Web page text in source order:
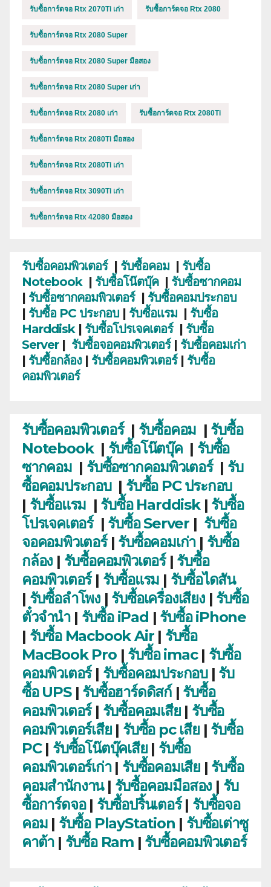
รับซื้อการ์ดจอ Rtx 2070Ti เก่า รับซื้อการ์ดจอ Rtx 2080
รับซื้อการ์ดจอ Rtx 2080 Super
รับซื้อการ์ดจอ Rtx 2080 Super มือสอง
รับซื้อการ์ดจอ Rtx 2080 Super เก่า
รับซื้อการ์ดจอ Rtx 2080 เก่า รับซื้อการ์ดจอ Rtx 2080Ti
รับซื้อการ์ดจอ Rtx 2080Ti มือสอง
รับซื้อการ์ดจอ Rtx 2080Ti เก่า
รับซื้อการ์ดจอ Rtx 3090Ti เก่า
รับซื้อการ์ดจอ Rtx 42080 มือสอง
รับซื้อคอมพิวเตอร์| รับซื้อคอม | รับซื้อ
Notebook| รับซื้อโน๊ตบุ๊ค | รับซื้อซากคอม
| รับซื้อซากคอมพิวเตอร์| รับซื้อคอมประกอบ
| รับซื้อ PC ประกอบ | รับซื้อแรม | รับซื้อ
Harddisk | รับซื้อโปรเจคเตอร์| รับซื้อ
Server | รับซื้อจอคอมพิวเตอร์ | รับซื้อคอมเก่า
| รับซื้อกล้อง| รับซื้อคอมพิวเตอร์| รับซื้อ
คอมพิวเตอร์
รับซื้อคอมพิวเตอร์| รับซื้อคอม | รับซื้อ
Notebook| รับซื้อโน๊ตบุ๊ค | รับซื้อ
ซากคอม| รับซื้อซากคอมพิวเตอร์| รับ
ซื้อคอมประกอบ| รับซื้อ PC ประกอบ
| รับซื้อแรม | รับซื้อ Harddisk | รับซื้อ
โปรเจคเตอร์| รับซื้อ Server | รับซื้อ
จอคอมพิวเตอร์ | รับซื้อคอมเก่า | รับซื้อ
กล้อง | รับซื้อคอมพิวเตอร์| รับซื้อ
คอมพิวเตอร์| รับซื้อแรม | รับซื้อไดสัน
| รับซื้อลำโพง | รับซื้อเครื่องเสียง| รับซื้อ
ตั๋วจำนำ| รับซื้อ iPad | รับซื้อ iPhone
| รับซื้อ Macbook Air| รับซื้อ
MacBook Pro| รับซื้อ imac| รับซื้อ
คอมพิวเตอร์| รับซื้อคอมประกอบ| รับ
ซื้อ UPS| รับซื้อฮาร์ดดิสก์ | รับซื้อ
คอมพิวเตอร์| รับซื้อคอมเสีย| รับซื้อ
คอมพิวเตอร์เสีย| รับซื้อ pc เสีย| รับซื้อ
PC| รับซื้อโน๊ตบุ๊คเสีย| รับซื้อ
คอมพิวเตอร์เก่า | รับซื้อคอมเสีย | รับซื้อ
คอมสำนักงาน | รับซื้อคอมมือสอง | รับ
ซื้อการ์ดจอ| รับซื้อปริ้นเตอร์| รับซื้อจอ
คอม| รับซื้อ PlayStation | รับซื้อเต่าซู
คาต้า| รับซื้อ Ram | รับซื้อคอมพิวเตอร์